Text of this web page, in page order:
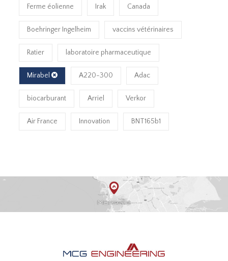
Ferme éolienne Irak Canada
Boehringer Ingelheim vaccins vétérinaires
Ratier laboratoire pharmaceutique
Mirabel A220-300 Adac
biocarburant Arriel Verkor
Air France Innovation BNT165b1